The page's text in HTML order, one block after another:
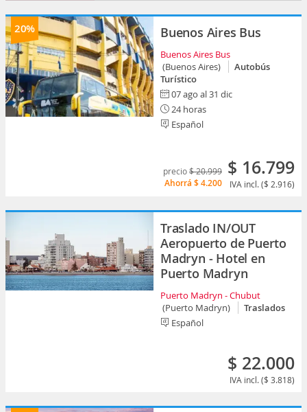
20% Buenos Aires Bus
Buenos Aires Bus
(Buenos Aires)
Autobús
Turístico
07 ago al 31 dic
24 horas
Español
precio$ 20.999
Ahorrá $ 4.200
$ 16.799
IVA incl. ($ 2.916)
Traslado IN/OUT
Aeropuerto de Puerto
Madryn - Hotel en
Puerto Madryn
Puerto Madryn - Chubut
(Puerto Madryn)
Traslados
Español
$ 22.000
IVA incl. ($ 3.818)